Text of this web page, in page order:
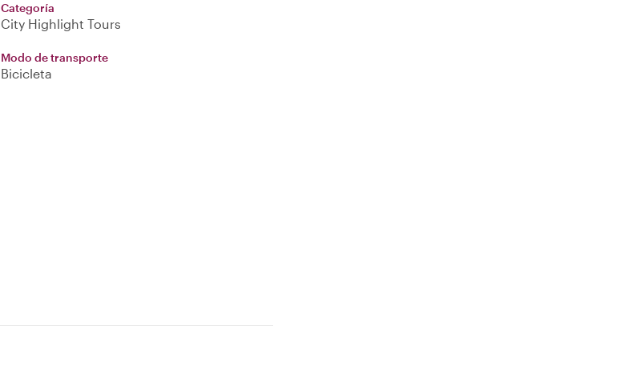
Categoría
City Highlight Tours
Modo de transporte
Bicicleta